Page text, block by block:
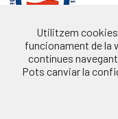
Utilitzem
funcionament de la
contínues
Pots canviar la